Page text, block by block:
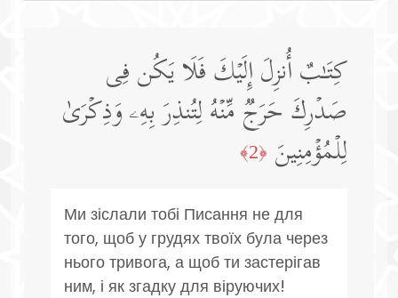
كِتَـٰبٌ أُنزِلَ إِلَیۡكَ فَلَا یَكُن فِی
صَدۡرِكَ حَرَجࣱ مِّنۡهُ لِتُنذِرَ بِهِۦ وَذِكۡرَىٰ
لِلۡمُؤۡمِنِینَ ﴿2﴾
Ми зіслали тобі Писання не для
того, щоб у грудях твоїх була через
нього тривога, а щоб ти застерігав
ним, і як згадку для віруючих!